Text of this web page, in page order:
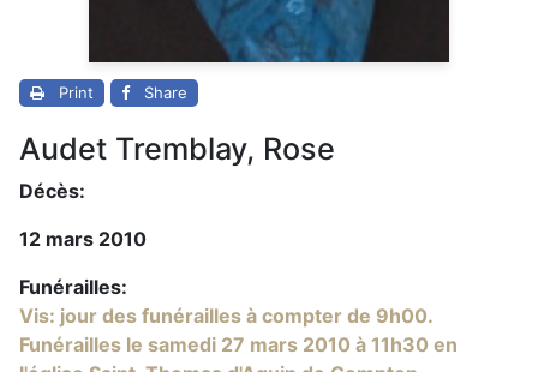
Print Share
Audet Tremblay, Rose
Décès:
12 mars 2010
Funérailles:
Vis: jour des funérailles à compter de 9h00.
Funérailles le samedi 27 mars 2010 à 11h30 en